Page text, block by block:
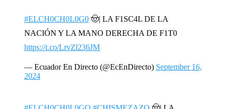
#ELCH0CH0L0G0 🤠| LA F1SC4L DE LA
NACIÓN Y LA MANO DERECHA DE F1T0
https://t.co/LrvZl236JM
— Ecuador En Directo (@EcEnDirecto) September 16,
2024